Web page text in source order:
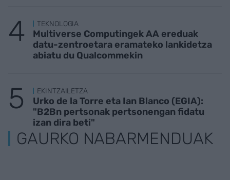
TEKNOLOGIA
Multiverse Computingek AA ereduak
datu-zentroetara eramateko lankidetza
abiatu du Qualcommekin
EKINTZAILETZA
Urko de la Torre eta Ian Blanco (EGIA):
"B2Bn pertsonak pertsonengan fidatu
izan dira beti"
GAURKO NABARMENDUAK